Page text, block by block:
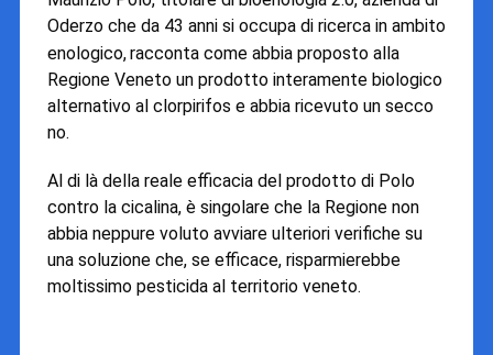
Oderzo che da 43 anni si occupa di ricerca in ambito
enologico,racconta come abbia proposto alla
Regione Veneto un prodotto interamente biologico
alternativo al clorpirifos e abbia ricevuto un secco
no.
Al di là della reale efficacia del prodotto di Polo
contro la cicalina, è singolare che la Regione non
abbia neppure voluto avviare ulteriori verifiche su
una soluzione che, se efficace, risparmierebbe
moltissimo pesticida al territorio veneto.